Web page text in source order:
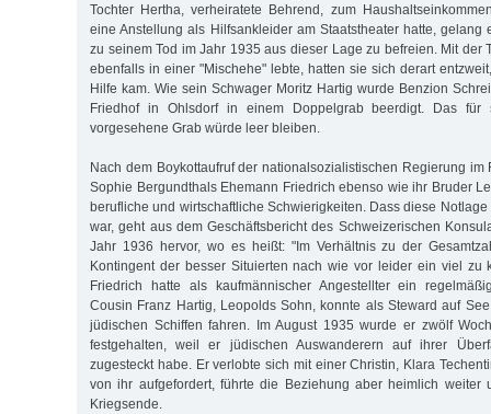
Tochter Hertha, verheiratete Behrend, zum
eine Anstellung als Hilfsankleider am Staatstheater hatte, gelang
zu seinem Tod im Jahr 1935 aus dieser Lage zu befreien. Mit der
ebenfalls in einer "Mischehe" lebte, hatten sie sich derart
Hilfe kam. Wie sein Schwager Moritz Hartig wurde Benzion
Friedhof in Ohlsdorf in einem Doppelgrab beerdigt. Das für
vorgesehene Grab würde leer bleiben.
Nach dem Boykottaufruf der nationalsozialistischen Regierung im
Sophie Bergundthals Ehemann Friedrich ebenso wie ihr Bruder
berufliche und wirtschaftliche Schwierigkeiten. Dass diese
war, geht aus dem Geschäftsbericht des Schweizerischen
Jahr 1936 hervor, wo es heißt: "Im Verhältnis zu der
Kontingent der besser Situierten nach wie vor leider ein viel zu
Friedrich hatte als kaufmännischer Angestellter ein
Cousin Franz Hartig, Leopolds Sohn, konnte als Steward auf
jüdischen Schiffen fahren. Im August 1935 wurde er zwölf
festgehalten, weil er jüdischen Auswanderern auf ihrer
zugesteckt habe. Er verlobte sich mit einer Christin, Klara
von ihr aufgefordert, führte die Beziehung aber heimlich weiter
Kriegsende.